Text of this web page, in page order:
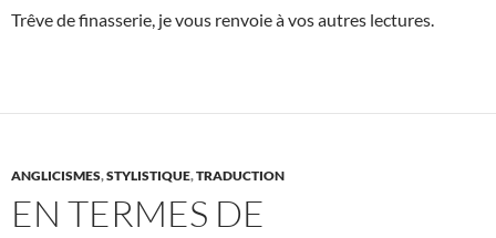
Trêve de finasserie, je vous renvoie à vos autres lectures.
ANGLICISMES,STYLISTIQUE,TRADUCTION
EN TERMES DE